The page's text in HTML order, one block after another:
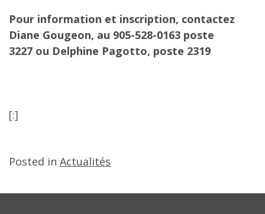
Pour information et inscription, contactez
Diane Gougeon, au 905-528-0163 poste
3227 ou Delphine Pagotto, poste 2319
[:]
Posted in Actualités